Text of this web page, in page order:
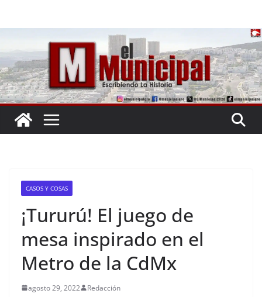
CASOS Y COSAS
¡Tururú! El juego de
mesa inspirado en el
Metro de la CdMx
agosto 29, 2022 Redacción